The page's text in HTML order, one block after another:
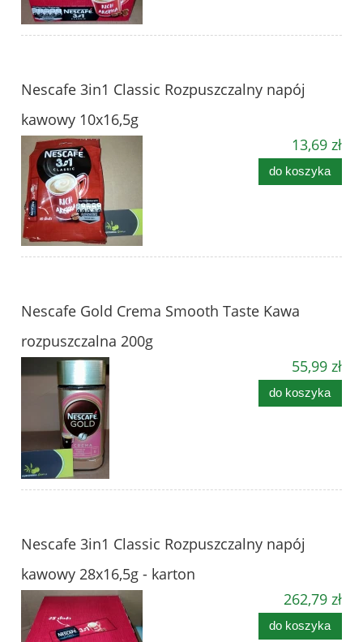
Nescafe 3in1 Classic Rozpuszczalny napój
kawowy 10x16,5g
13,69 zł
do koszyka
Nescafe Gold Crema Smooth Taste Kawa
rozpuszczalna 200g
55,99 zł
do koszyka
Nescafe 3in1 Classic Rozpuszczalny napój
kawowy 28x16,5g - karton
262,79 zł
do koszyka